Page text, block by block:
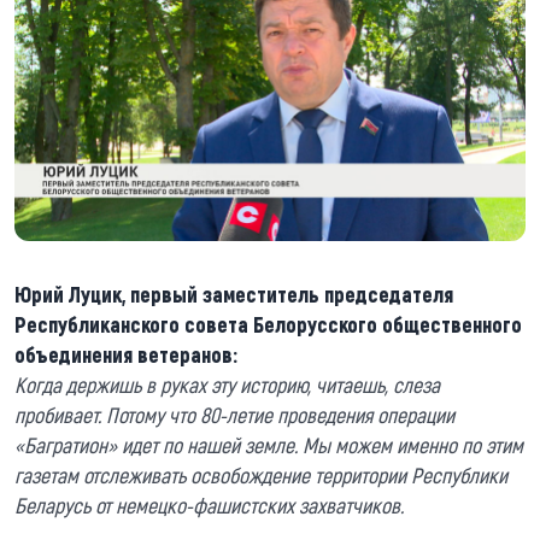
Юрий Луцик, первый заместитель председателя
Республиканского совета Белорусского общественного
объединения ветеранов:
Когда держишь в руках эту историю, читаешь, слеза
пробивает. Потому что 80-летие проведения операции
«Багратион» идет по нашей земле. Мы можем именно по этим
газетам отслеживать освобождение территории Республики
Беларусь от немецко-фашистских захватчиков.